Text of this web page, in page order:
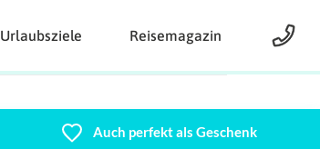
Urlaubsziele Reisemagazin
Auch perfekt als Geschenk